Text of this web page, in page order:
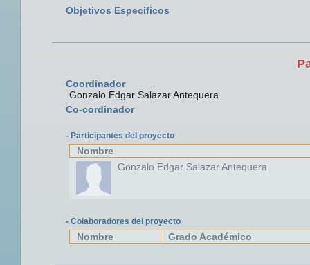
Objetivos Especificos
Coordinador
Gonzalo Edgar Salazar Antequera
Co-cordinador
- Participantes del proyecto
Nombre
Gonzalo Edgar Salazar Antequera
- Colaboradores del proyecto
Nombre Grado Académico